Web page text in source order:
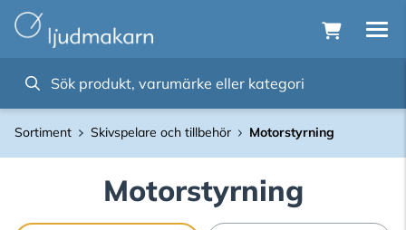
Sortiment Skivspelare och tillbehör Motorstyrning
Motorstyrning